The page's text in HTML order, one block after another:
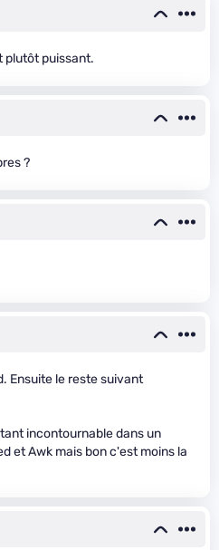
plutôt puissant.
?
Ensuite le reste suivant
incontournable dans un
et Awk mais bon c'est moins la